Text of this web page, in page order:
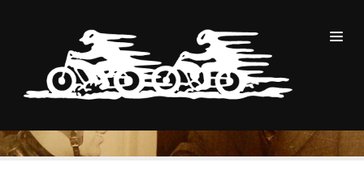
CONTACT
CONTACT